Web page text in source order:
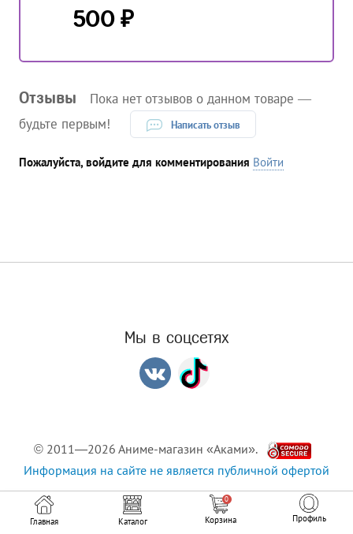
500 ₽
Отзывы
Пока нет отзывов о данном товаре —
будьте первым!
Написать отзыв
Пожалуйста, войдите для комментирования Войти
Главная Каталог
0
Корзина Профиль
Мы в соцсетях
© 2011—2026 Аниме-магазин «Аками».
Информация на сайте не является публичной офертой